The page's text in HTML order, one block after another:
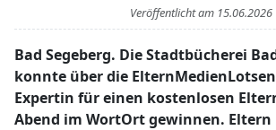
Veröffentlicht am 15.06.2026
Bad Segeberg. Die Stadtbücherei
konnte über die
Expertin für einen kostenlosen
Abend im WortOrt gewinnen. Eltern